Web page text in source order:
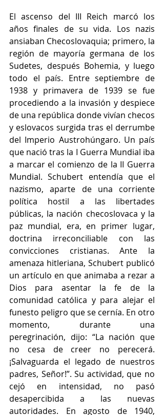
El ascenso del III Reich marcó los
años finales de su vida. Los nazis
ansiaban Checoslovaquia; primero, la
región de mayoría germana de los
Sudetes, después Bohemia, y luego
todo el país. Entre septiembre de
1938 y primavera de 1939 se fue
procediendo a la invasión y despiece
de una república donde vivían checos
y eslovacos surgida tras el derrumbe
del Imperio Austrohúngaro. Un país
que nació tras la I Guerra Mundial iba
a marcar el comienzo de la II Guerra
Mundial. Schubert entendía que el
nazismo, aparte de una corriente
política hostil a las libertades
públicas, la nación checoslovaca y la
paz mundial, era, en primer lugar,
doctrina irreconciliable con las
convicciones cristianas. Ante la
amenaza hitleriana, Schubert publicó
un artículo en que animaba a rezar a
Dios para asentar la fe de la
comunidad católica y para alejar el
funesto peligro que se cernía. En otro
momento, durante una
peregrinación, dijo: “La nación que
no cesa de creer no perecerá.
¡Salvaguarda el legado de nuestros
padres, Señor!”. Su actividad, que no
cejó en intensidad, no pasó
desapercibida a las nuevas
autoridades. En agosto de 1940,